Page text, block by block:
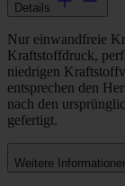
Details
Nur einwandfreie
Kraftstoffdruck,
niedrigen
entsprechen den
nach den
gefertigt.
Weitere